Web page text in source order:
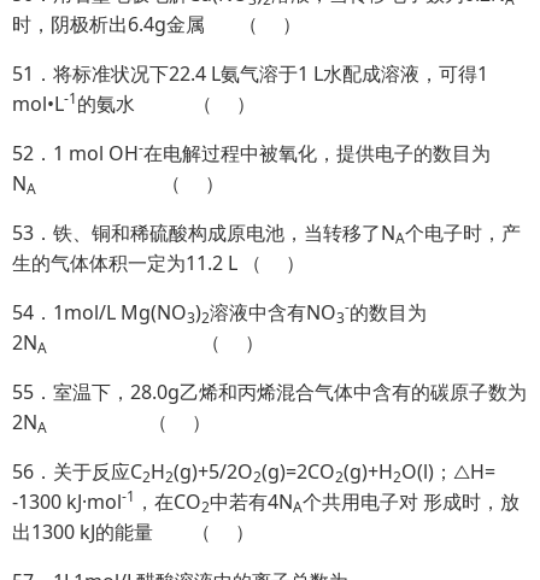
时，阴极析出6.4g金属 （ ）
51．将标准状况下22.4 L氨气溶于1 L水配成溶液，可得1
mol•L-1的氨水 （ ）
52．1 mol OH-在电解过程中被氧化，提供电子的数目为
NA
（ ）
53．铁、铜和稀硫酸构成原电池，当转移了NA个电子时，产
生的气体体积一定为11.2 L （ ）
54．1mol/L Mg(NO3)2溶液中含有NO3
-的数目为
2NA
（ ）
55．室温下，28.0g乙烯和丙烯混合气体中含有的碳原子数为
2NA
（ ）
56．关于反应C2H2(g)+5/2O2(g)=2CO2(g)+H2O(l)；△H=
-1300 kJ·mol-1 ，在CO2中若有4NA个共用电子对 形成时，放
出1300 kJ的能量 （ ）